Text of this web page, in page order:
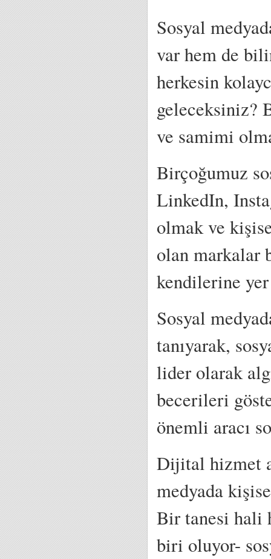
Sosyal
var hem de
herkesin
geleceksiniz?
ve samimi
Birçoğumuz
LinkedIn,
olmak ve
olan markalar
kendilerine yer
Sosyal
tanıyarak,
lider olarak
becerileri
önemli aracı
Dijital hizmet
medyada
Bir tanesi hali
biri oluyor-